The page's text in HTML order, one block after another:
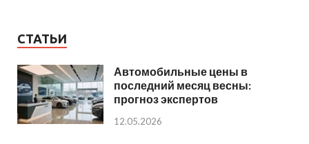
СТАТЬИ
Автомобильные цены в
последний месяц весны:
прогноз экспертов
12.05.2026